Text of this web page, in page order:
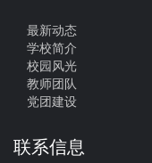
最新动态
学校简介
校园风光
教师团队
党团建设
联系信息